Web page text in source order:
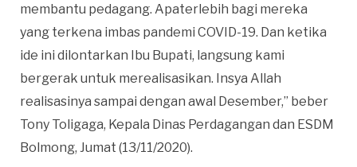
membantu pedagang. Apaterlebih bagi mereka
yang terkena imbas pandemi COVID-19. Dan ketika
ide ini dilontarkan Ibu Bupati, langsung kami
bergerak untuk merealisasikan. Insya Allah
realisasinya sampai dengan awal Desember,” beber
Tony Toligaga, Kepala Dinas Perdagangan dan ESDM
Bolmong, Jumat (13/11/2020).